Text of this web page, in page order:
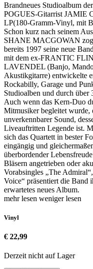
Brandneues Studioalbum
POGUES-Gitarrist JAMIE
LP(180-Gramm-Vinyl, mit
Schon kurz nach seinem
SHANE MACGOWAN
bereits 1997 seine neue
mit dem ex-FRANTIC
LAVENDEL (Banjo,
Akustikgitarre) entwickelte
Rockabilly, Garage und
Studioalben und durch
Auch wenn das Kern-Duo
Mitmusiker begleitet
unverkennbarer Sound,
Liveauftritten Legende ist.
sich das Quartett in bester
eingängig und
überbordender
Bläsern angetrieben oder
Vorabsingles „The
Voice“ präsentiert die Band
erwartetes neues Album.
mehr lesen weniger lesen
Vinyl
€ 22,99
Derzeit nicht auf Lager